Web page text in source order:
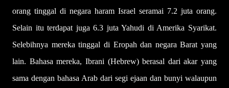
orang tinggal di negara haram Israel seramai 7.2 juta orang.
Selain itu terdapat juga 6.3 juta Yahudi di Amerika Syarikat.
Selebihnya mereka tinggal di Eropah dan negara Barat yang
lain. Bahasa mereka, Ibrani (Hebrew) berasal dari akar yang
sama dengan bahasa Arab dari segi ejaan dan bunyi walaupun